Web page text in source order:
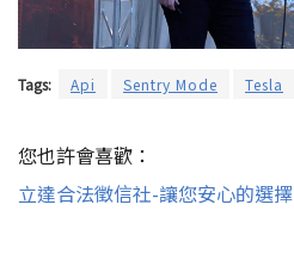
Tags: Api Sentry Mode Tesla
您也許會喜歡：
立達合法徵信社-讓您安心的選擇